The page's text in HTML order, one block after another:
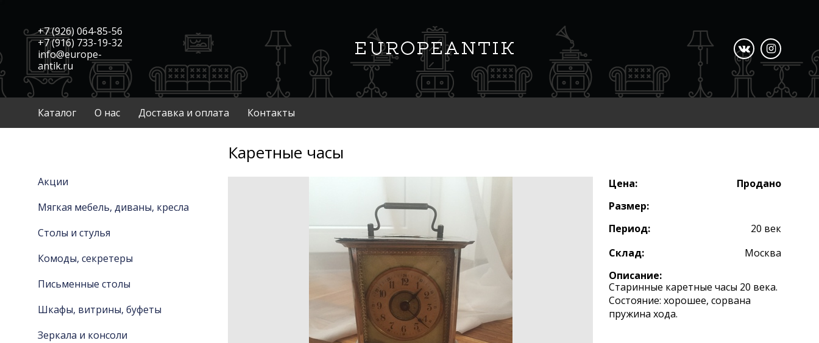
+7 (926) 064-85-56
+7 (916) 733-19-32
info@europe-
antik.ru
Каталог О нас Доставка и оплата Контакты
Акции
Мягкая мебель, диваны, кресла
Столы и стулья
Комоды, секретеры
Письменные столы
Шкафы, витрины, буфеты
Зеркала и консоли
Каретные часы
Цена:
Продано
Размер:
Период:
20 век
Склад:
Москва
Описание:
Старинные каретные часы 20 века.
Состояние: хорошее, сорвана
пружина хода.